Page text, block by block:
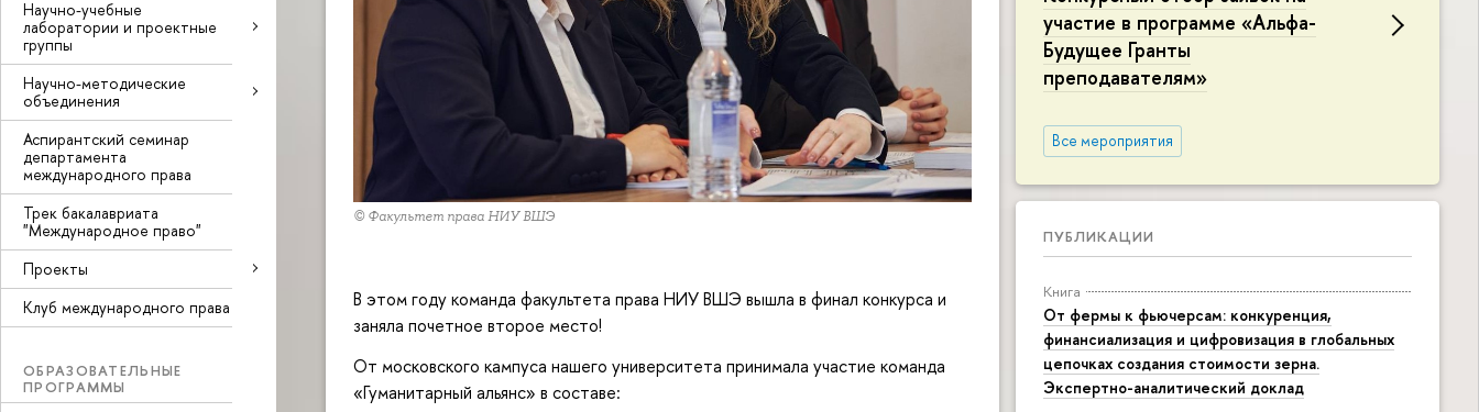
Научно-учебные
лаборатории и проектные
группы
Научно-методические
объединения
Аспирантский семинар
департамента
международного права
Трек бакалавриата
"Международное право"
Проекты
Клуб международного права
ОБРАЗОВАТЕЛЬНЫЕ
ПРОГРАММЫ
участие в программе «Альфа-
Будущее Гранты
преподавателям»
Все мероприятия
ПУБЛИКАЦИИ
Книга
От фермы к фьючерсам: конкуренция,
финансиализация и цифровизация в глобальных
цепочках создания стоимости зерна.
Экспертно-аналитический доклад
© Факультет права НИУ ВШЭ
В этом году команда факультета права НИУ ВШЭ вышла в финал конкурса и
заняла почетное второе место!
От московского кампуса нашего университета принимала участие команда
«Гуманитарный альянс» в составе: